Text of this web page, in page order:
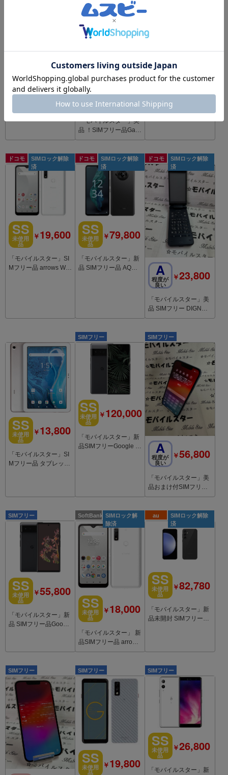
SS 53,000
新品Nintendo Switch
HAD-S-KABAHネオン
A
程度が
良い
93,800
「モバイルスター」美
品 ！SIMフリー品Gala
xy S22 Ultra SC-52C B
SS
品
100,000
「モバイルスター」新
トア版
ドコモ
SIMロック解除
済
SS
未使用
品
￥19,600
「モバイルスター」SI
Mフリー品 arrows We
ドコモ
SIMロック解除
済
SS
未使用
品
￥79,800
「モバイルスター」新
品 SIMフリー品 AQUO
ドコモ
SIMロック解除
済
A
程度が
良い
￥23,800
「モバイルスター」美
品 SIMフリー DIGNO
ケータイ KY-42C 黒
SS
未使用
品
￥13,800
「モバイルスター」SI
Mフリー品 タブレット
SIMフリー
SS
未使用
品
￥120,000
「モバイルスター」新
品SIMフリーGoogle Pi
SIMフリー
A
程度が
良い
￥56,800
「モバイルスター」美
品おまけ付SIMフリー i
Phone13 mini 128GB
SIMフリー
SS
未使用
品
￥55,800
「モバイルスター」新
品 SIMフリー品Google
SoftBank SIMロック解
除済
SS
未使用
品
￥18,000
「モバイルスター」 新
品SIMフリー品 arrows
We A101FC White
au
SIMロック解除
済
SS
未使用
品
￥82,780
「モバイルスター」新
品未開封 SIMフリー品
SIMフリー SIMフリー
SS
未使用
品
￥19,800
SIMフリー
SS
未使用
品
￥26,800
「モバイルスター」新